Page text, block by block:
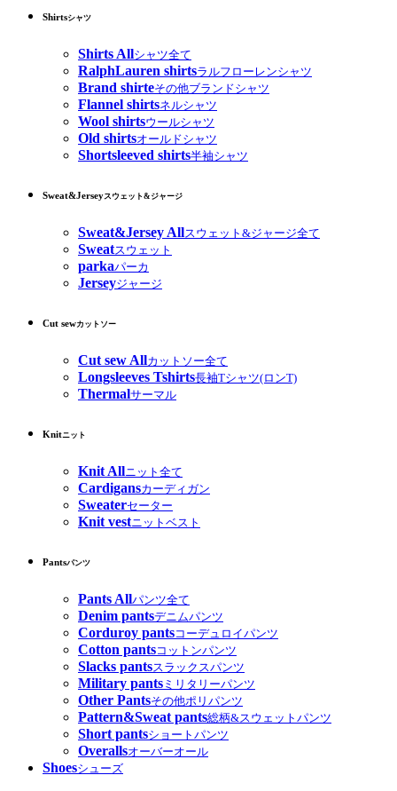
Shirtsシャツ
Shirts Allシャツ全て
RalphLauren shirtsラルフローレンシャツ
Brand shirteその他ブランドシャツ
Flannel shirtsネルシャツ
Wool shirtsウールシャツ
Old shirtsオールドシャツ
Shortsleeved shirts半袖シャツ
Sweat&Jerseyスウェット&ジャージ
Sweat&Jersey Allスウェット&ジャージ全て
Sweatスウェット
parkaパーカ
Jerseyジャージ
Cut sewカットソー
Cut sew Allカットソー全て
Longsleeves Tshirts長袖Tシャツ(ロンT)
Thermalサーマル
Knitニット
Knit Allニット全て
Cardigansカーディガン
Sweaterセーター
Knit vestニットベスト
Pantsパンツ
Pants Allパンツ全て
Denim pantsデニムパンツ
Corduroy pantsコーデュロイパンツ
Cotton pantsコットンパンツ
Slacks pantsスラックスパンツ
Military pants ミリタリーパンツ
Other Pantsその他ポリパンツ
Pattern&Sweat pants総柄&スウェットパンツ
Short pantsショートパンツ
Overallsオーバーオール
Shoesシューズ